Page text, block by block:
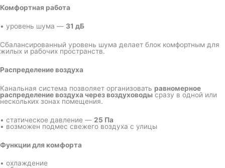
Комфортная работа
• уровень шума — 31 дБ
Сбалансированный уровень шума делает блок комфортным для
жилых и рабочих пространств.
Распределение воздуха
Канальная система позволяет организовать равномерное
распределение воздуха через воздуховоды сразу в одной или
нескольких зонах помещения.
• статическое давление — 25 Па
• возможен подмес свежего воздуха с улицы
Функции для комфорта
• охлаждение